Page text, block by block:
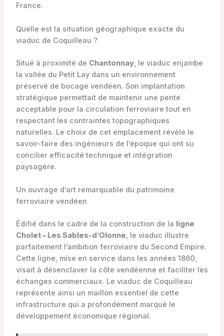
France.
Quelle est la situation géographique exacte du
viaduc de Coquilleau ?
Situé à proximité de Chantonnay, le viaduc enjambe
la vallée du Petit Lay dans un environnement
préservé de bocage vendéen. Son implantation
stratégique permettait de maintenir une pente
acceptable pour la circulation ferroviaire tout en
respectant les contraintes topographiques
naturelles. Le choix de cet emplacement révèle le
savoir-faire des ingénieurs de l’époque qui ont su
concilier efficacité technique et intégration
paysagère.
Un ouvrage d’art remarquable du patrimoine
ferroviaire vendéen
Édifié dans le cadre de la construction de la ligne
Cholet – Les Sables-d’Olonne, le viaduc illustre
parfaitement l’ambition ferroviaire du Second Empire.
Cette ligne, mise en service dans les années 1860,
visait à désenclaver la côte vendéenne et faciliter les
échanges commerciaux. Le viaduc de Coquilleau
représente ainsi un maillon essentiel de cette
infrastructure qui a profondément marqué le
développement économique régional.